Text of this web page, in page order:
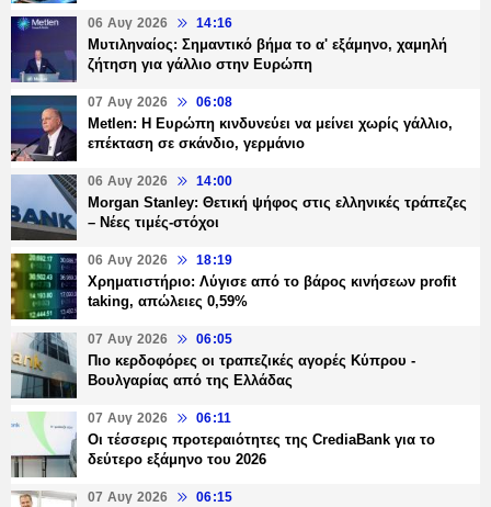
06 Αυγ 2026 14:16
Μυτιληναίος: Σημαντικό βήμα το α' εξάμηνο, χαμηλή
ζήτηση για γάλλιο στην Ευρώπη
07 Αυγ 2026 06:08
Metlen: Η Ευρώπη κινδυνεύει να μείνει χωρίς γάλλιο,
επέκταση σε σκάνδιο, γερμάνιο
06 Αυγ 2026 14:00
Morgan Stanley: Θετική ψήφος στις ελληνικές τράπεζες
– Νέες τιμές-στόχοι
06 Αυγ 2026 18:19
Χρηματιστήριο: Λύγισε από το βάρος κινήσεων profit
taking, απώλειες 0,59%
07 Αυγ 2026 06:05
Πιο κερδοφόρες οι τραπεζικές αγορές Κύπρου -
Βουλγαρίας από της Ελλάδας
07 Αυγ 2026 06:11
Οι τέσσερις προτεραιότητες της CrediaBank για το
δεύτερο εξάμηνο του 2026
07 Αυγ 2026 06:15